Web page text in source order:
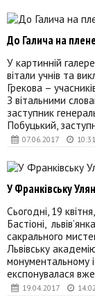
07.06.2017 10:31
До Галича на
У картинній
вітали учнів та
Грекова –
З вітальними
заступник
Побуцький,
19.04.2017 14:02
У Франківську
Сьогодні, 19
Бастіоні,
сакрального
Львівську
монументальному
експонувалася